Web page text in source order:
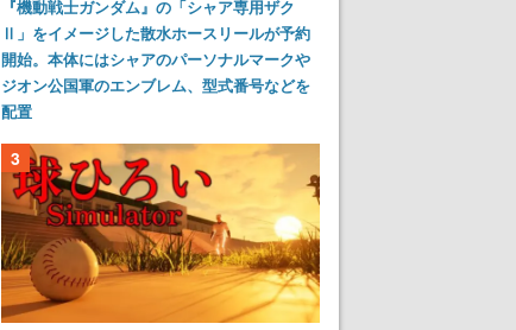
『機動戦士ガンダム』の「シャア専用ザク
Ⅱ」をイメージした散水ホースリールが予約
開始。本体にはシャアのパーソナルマークや
ジオン公国軍のエンブレム、型式番号などを
配置
3